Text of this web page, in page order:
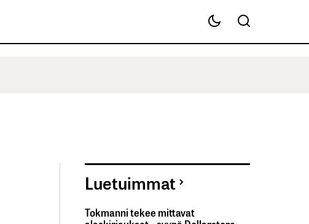
Luetuimmat
Tokmanni tekee mittavat